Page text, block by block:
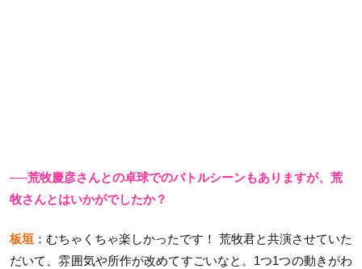
──荒牧慶彦さんとの卓球でのバトルシーンもありますが、荒
牧さんとはいかがでしたか？
板垣 ：むちゃくちゃ楽しかったです！ 荒牧君と共演させていた
だいて、雰囲気や所作が改めてすごいなと。1つ1つの動きがわ